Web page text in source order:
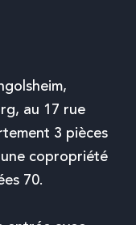
,
, au 17 rue
3 pièces
copropriété
70.